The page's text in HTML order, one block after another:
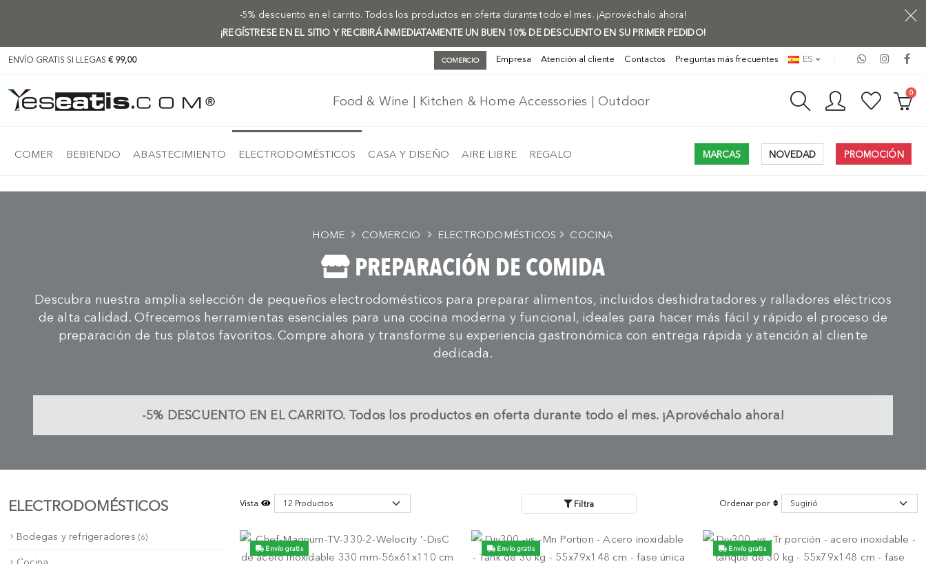
-5% descuento en el carrito. Todos los productos en oferta durante todo el mes. ¡Aprovéchalo ahora!
¡REGÍSTRESE EN EL SITIO Y RECIBIRÁ INMEDIATAMENTE UN BUEN 10% DE DESCUENTO EN SU PRIMER PEDIDO!
ENVÍO GRATIS SI LLEGAS € 99,00 COMERCIO Empresa Atención al cliente Contactos Preguntas más frecuentes ES
Food & Wine | Kitchen & Home Accessories | Outdoor
0
COMER BEBIENDO ABASTECIMIENTO ELECTRODOMÉSTICOS CASA Y DISEÑO AIRE LIBRE REGALO MARCAS NOVEDAD PROMOCIÓN
PREPARACIÓN DE COMIDA
Descubra nuestra amplia selección de pequeños electrodomésticos para preparar alimentos, incluidos deshidratadores y ralladores eléctricos
de alta calidad. Ofrecemos herramientas esenciales para una cocina moderna y funcional, ideales para hacer más fácil y rápido el proceso de
preparación de tus platos favoritos. Compre ahora y transforme su experiencia gastronómica con entrega rápida y atención al cliente
dedicada.
-5% DESCUENTO EN EL CARRITO.Todos los productos en oferta durante todo el mes. ¡Aprovéchalo ahora!
HOME COMERCIO ELECTRODOMÉSTICOS COCINA
ELECTRODOMÉSTICOS
Bodegas y refrigeradores (6)
Vista Filtra Ordenar por
Envío gratis Envío gratis Envío gratis